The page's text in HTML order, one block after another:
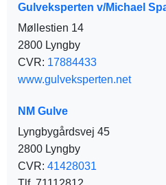
Gulveksperten v/Michael
Møllestien 14
2800 Lyngby
CVR: 17884433
www.gulveksperten.net
NM Gulve
Lyngbygårdsvej 45
2800 Lyngby
CVR: 41428031